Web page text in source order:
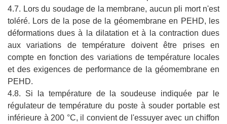
4.7. Lors du soudage de la membrane, aucun pli mort n'est
toléré. Lors de la pose de la géomembrane en PEHD, les
déformations dues à la dilatation et à la contraction dues
aux variations de température doivent être prises en
compte en fonction des variations de température locales
et des exigences de performance de la géomembrane en
PEHD.
4.8. Si la température de la soudeuse indiquée par le
régulateur de température du poste à souder portable est
inférieure à 200 °C, il convient de l'essuyer avec un chiffon